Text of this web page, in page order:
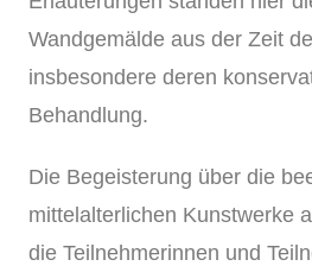
Wandgemälde aus der Zeit
insbesondere deren
Behandlung.
Die Begeisterung über die
mittelalterlichen Kunstwerke
die Teilnehmerinnen und